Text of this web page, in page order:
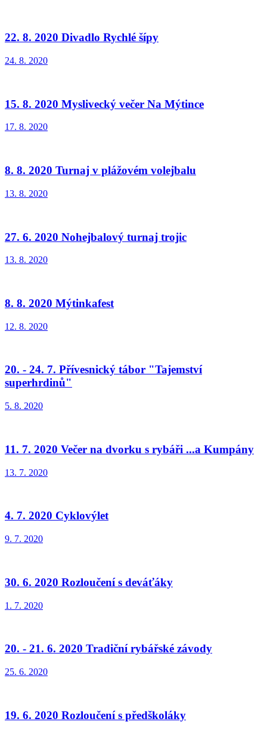
22. 8. 2020 Divadlo Rychlé šípy
24. 8. 2020
15. 8. 2020 Myslivecký večer Na Mýtince
17. 8. 2020
8. 8. 2020 Turnaj v plážovém volejbalu
13. 8. 2020
27. 6. 2020 Nohejbalový turnaj trojic
13. 8. 2020
8. 8. 2020 Mýtinkafest
12. 8. 2020
20. - 24. 7. Přívesnický tábor "Tajemství
superhrdinů"
5. 8. 2020
11. 7. 2020 Večer na dvorku s rybáři ...a Kumpány
13. 7. 2020
4. 7. 2020 Cyklovýlet
9. 7. 2020
30. 6. 2020 Rozloučení s deváťáky
1. 7. 2020
20. - 21. 6. 2020 Tradiční rybářské závody
25. 6. 2020
19. 6. 2020 Rozloučení s předškoláky